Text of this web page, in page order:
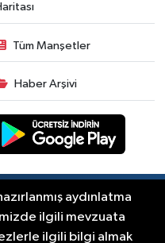
Cuma günü elektrik
sponsorluk desteği
atağı
Tüm Manşetler
Haber Arşivi
Haber 2012-2026 Her
saklıdır.
aydınlatma
ilgili mevzuata
ilgili bilgi almak